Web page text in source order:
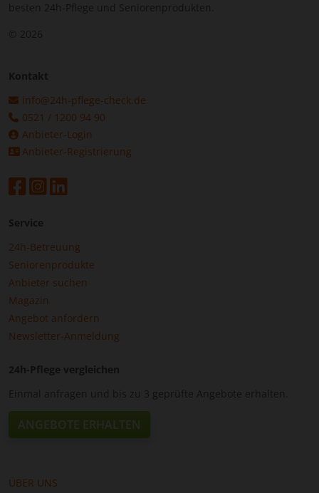
besten 24h-Pflege und Seniorenprodukten.
© 2026
Kontakt
info@24h-pflege-check.de
0521 / 1200 94 90
Anbieter-Login
Anbieter-Registrierung
Service
24h-Betreuung
Seniorenprodukte
Anbieter suchen
Magazin
Angebot anfordern
Newsletter-Anmeldung
24h-Pflege vergleichen
Einmal anfragen und bis zu 3 geprüfte Angebote erhalten.
ANGEBOTE ERHALTEN
ÜBER UNS